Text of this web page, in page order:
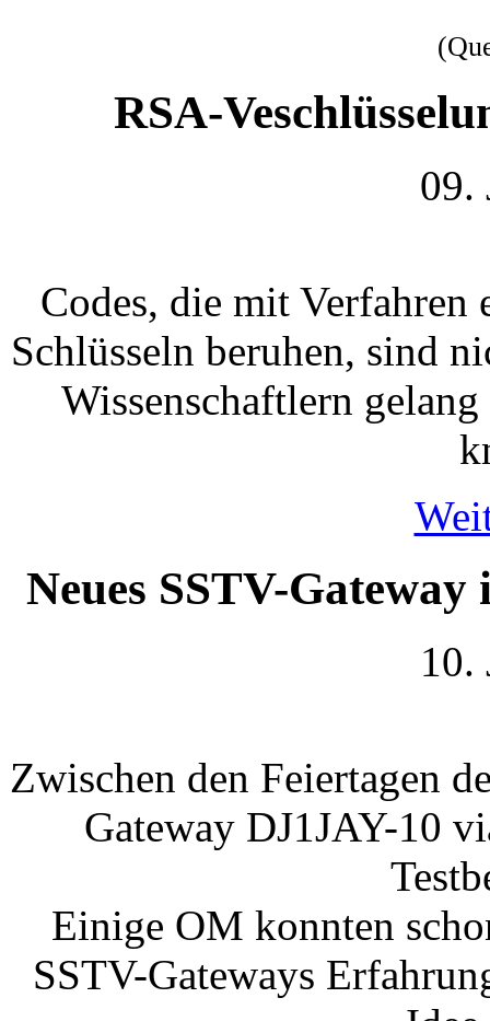
RSA-
09.
Codes, die mit
Schlüsseln beruhen, sind
Wissenschaftlern
Neues SSTV-
10.
Zwischen den Feiertagen
Gateway DJ1JAY-10
Einige OM konnten
SSTV-Gateways